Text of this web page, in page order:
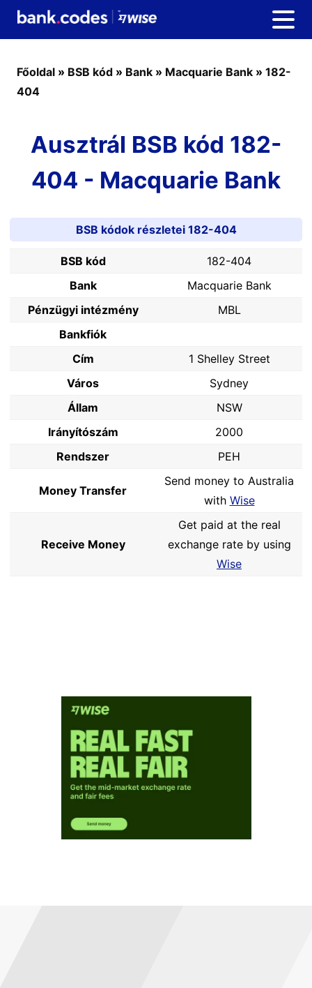
Főoldal » BSB kód » Bank » Macquarie Bank » 182-
404
Ausztrál BSB kód 182-
404 - Macquarie Bank
BSB kódok részletei 182-404
BSB kód
182-404
Bank
Macquarie Bank
Pénzügyi intézmény
MBL
Bankfiók
Cím
1 Shelley Street
Város
Sydney
Állam
NSW
Irányítószám
2000
Rendszer
PEH
Money Transfer
Send money to Australia
with Wise
Receive Money
Get paid at the real
exchange rate by using
Wise